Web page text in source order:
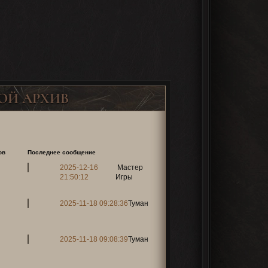
АРХИВ
Последнее сообщение
2025-12-16
21:50:12
Мастер
Игры
2025-11-18 09:28:36Туман
2025-11-18 09:08:39Туман